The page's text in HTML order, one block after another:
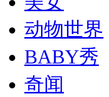
司机酒驾遇交警 急速倒
动物世界
BABY秀
奇闻